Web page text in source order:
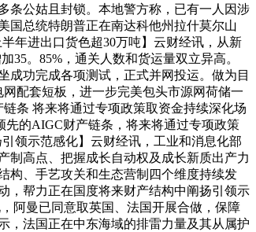
条公姑且封锁。本地警方称，已有一人因涉
国总统特朗普正在南达科他州拉什莫尔山
年进出口货色超30万吨】云财经讯，从新
35。85%，通关人数和货运量双立异高。
成功完成各项测试，正式并网投运。做为目
配套短板，进一步完美包头市源网荷储一
条 将来将通过专项政策取资金持续深化场
的AIGC财产链条，将来将通过专项政策
领示范感化】云财经讯，工业和消息化部
制高点、把握成长自动权及成长新质出产力
构、手艺攻关和生态营制四个维度持续发
，帮力正在国度将来财产结构中阐扬引领示
阿曼已同意取英国、法国开展合做，保障
，法国正在中东海域的排雷力量及其从属护